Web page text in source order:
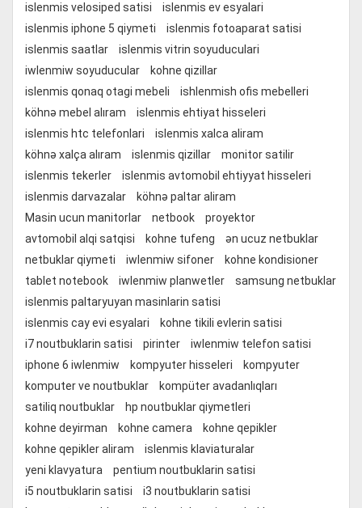
islenmis velosiped satisi
islenmis ev esyalari
islenmis iphone 5 qiymeti
islenmis fotoaparat satisi
islenmis saatlar
islenmis vitrin soyuduculari
iwlenmiw soyuducular
kohne qizillar
islenmis qonaq otagi mebeli
ishlenmish ofis mebelleri
köhnə mebel alıram
islenmis ehtiyat hisseleri
islenmis htc telefonlari
islenmis xalca aliram
köhnə xalça alıram
islenmis qizillar
monitor satilir
islenmis tekerler
islenmis avtomobil ehtiyyat hisseleri
islenmis darvazalar
köhnə paltar aliram
Masin ucun manitorlar
netbook
proyektor
avtomobil alqi satqisi
kohne tufeng
ən ucuz netbuklar
netbuklar qiymeti
iwlenmiw sifoner
kohne kondisioner
tablet notebook
iwlenmiw planwetler
samsung netbuklar
islenmis paltaryuyan masinlarin satisi
islenmis cay evi esyalari
kohne tikili evlerin satisi
i7 noutbuklarin satisi
pirinter
iwlenmiw telefon satisi
iphone 6 iwlenmiw
kompyuter hisseleri
kompyuter
komputer ve noutbuklar
kompüter avadanlıqları
satiliq noutbuklar
hp noutbuklar qiymetleri
kohne deyirman
kohne camera
kohne qepikler
kohne qepikler aliram
islenmis klaviaturalar
yeni klavyatura
pentium noutbuklarin satisi
i5 noutbuklarin satisi
i3 noutbuklarin satisi